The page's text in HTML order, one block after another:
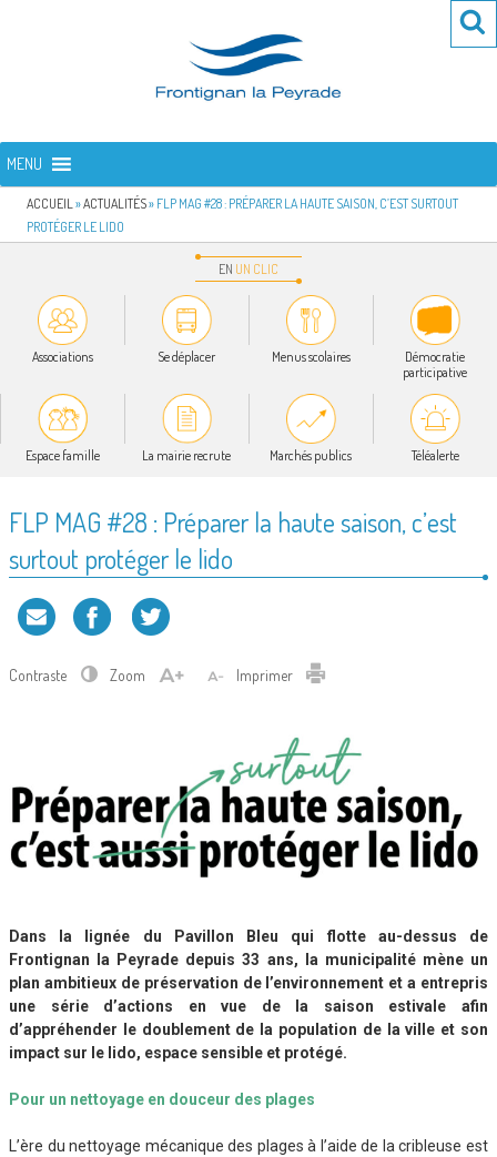
FRONTIGNAN LA PEYRADE
MENU
ACCUEIL »ACTUALITÉS» FLP MAG #28 : PRÉPARER LA HAUTE SAISON, C’EST SURTOUT
PROTÉGER LE LIDO
EN UN CLIC
Associations Se déplacer Menus scolaires
Démocratie
participative
Espace famille La mairie recrute Marchés publics Téléalerte
FLP MAG #28 : Préparer la haute saison, c’est
surtout protéger le lido
Contraste Zoom Imprimer
Dans la lignée du Pavillon Bleu qui flotte au-dessus de
Frontignan la Peyrade depuis 33 ans, la municipalité mène un
plan ambitieux de préservation de l’environnement et a entrepris
une série d’actions en vue de la saison estivale afin
d’appréhender le doublement de la population de la ville et son
impact sur le lido, espace sensible et protégé.
Pour un nettoyage en douceur des plages
L’ère du nettoyage mécanique des plages à l’aide de la cribleuse est